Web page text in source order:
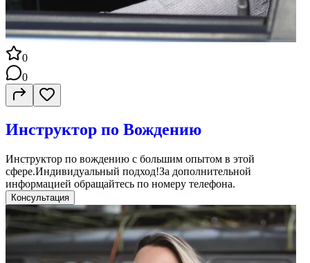
0
0
Инструктор по Вождению
Инструктор по вождению с большим опытом в этой
сфере.Индивидуальный подход!За дополнительной
информацией обращайтесь по номеру телефона.
Консультация